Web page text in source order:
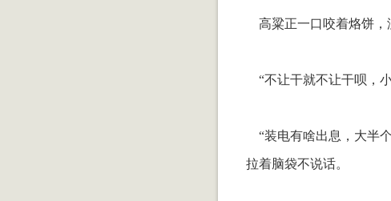
高粱正一口咬着烙饼，
“不让干就不让干呗，
“装电有啥出息，大半
拉着脑袋不说话。